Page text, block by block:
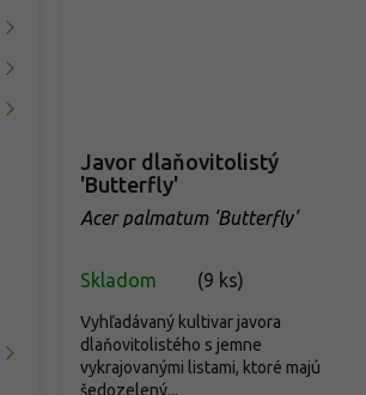
Javor dlaňovitolistý
'Butterfly'
Acer palmatum 'Butterfly'
Skladom (9 ks)
Vyhľadávaný kultivar javora
dlaňovitolistého s jemne
vykrajovanými listami, ktoré majú
šedozelený...